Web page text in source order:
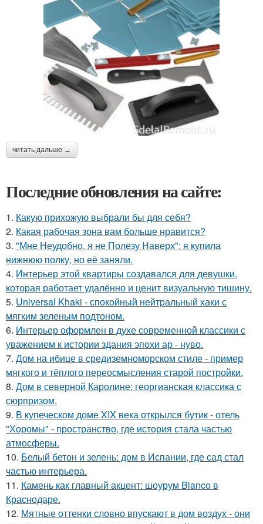
читать дальше →
Последние обновления на сайте:
1. Какую прихожую выбрали бы для себя?
2. Какая рабочая зона вам больше нравится?
3. "Мне Неудобно, я не Полезу Наверх": я купила
нижнюю полку, но её заняли.
4. Интерьер этой квартиры создавался для девушки,
которая работает удалённо и ценит визуальную тишину.
5. Universal Khaki - спокойный нейтральный хаки с
мягким зеленым подтоном.
6. Интерьер оформлен в духе современной классики с
уважением к истории здания эпохи ар - нуво.
7. Дом на ибице в средиземноморском стиле - пример
мягкого и тёплого переосмысления старой постройки.
8. Дом в северной Каролине: георгианская классика с
сюрпризом.
9. В купеческом доме XIX века открылся бутик - отель
"Хоромы" - пространство, где история стала частью
атмосферы.
10. Белый бетон и зелень: дом в Испании, где сад стал
частью интерьера.
11. Камень как главный акцент: шоурум Blanco в
Краснодаре.
12. Мятные оттенки словно впускают в дом воздух - они